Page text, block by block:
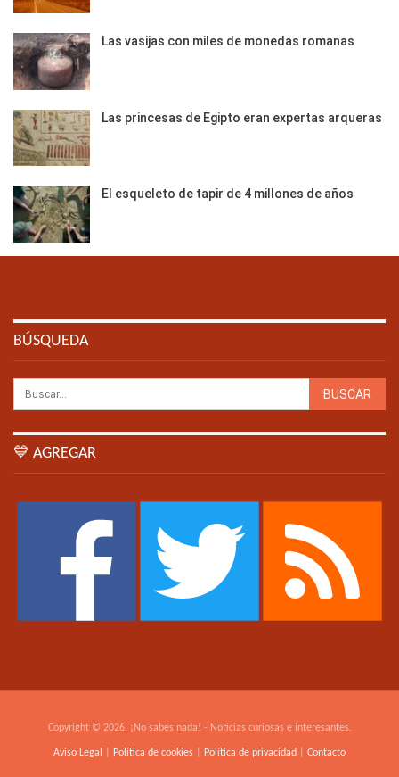
Las vasijas con miles de monedas romanas
Las princesas de Egipto eran expertas arqueras
El esqueleto de tapir de 4 millones de años
BÚSQUEDA
💙 AGREGAR
Copyright © 2026. ¡No sabes nada! - Noticias curiosas e interesantes.
Aviso Legal Política de cookies Política de privacidad Contacto